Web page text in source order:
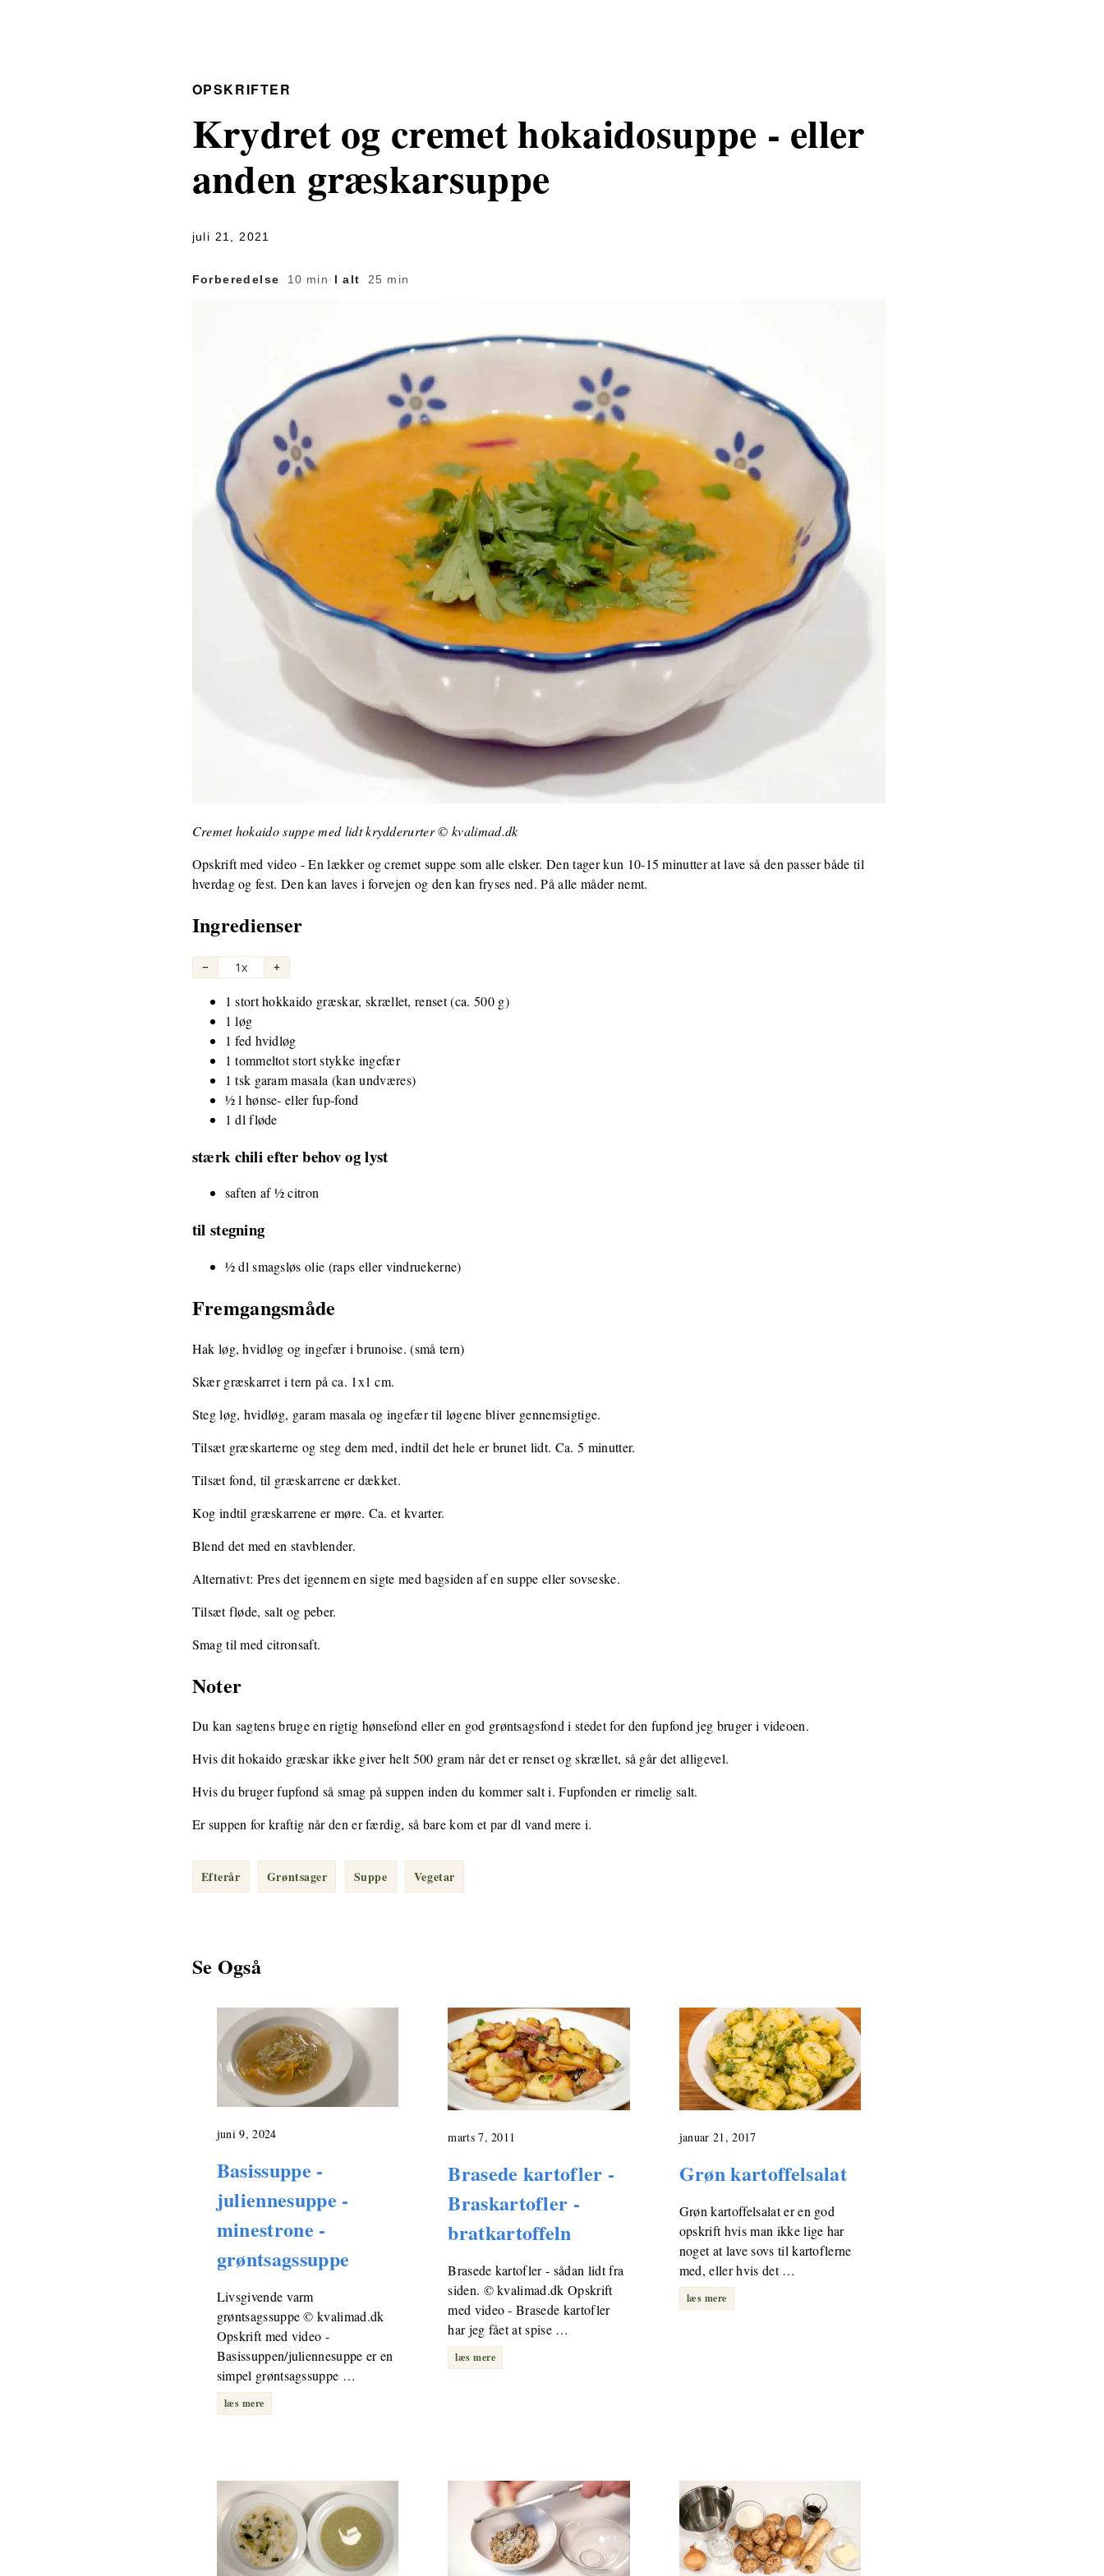
OPSKRIFTER
Krydret og cremet hokaidosuppe - eller
anden græskarsuppe
juli 21, 2021
Forberedelse 10 min · I alt 25 min
Cremet hokaido suppe med lidt krydderurter © kvalimad.dk
Opskrift med video - En lækker og cremet suppe som alle elsker. Den tager kun 10-15 minutter at lave så den passer både til
hverdag og fest. Den kan laves i forvejen og den kan fryses ned. På alle måder nemt.
Ingredienser
− 1x +
1 stort hokkaido græskar, skrællet, renset (ca. 500 g)
1 løg
1 fed hvidløg
1 tommeltot stort stykke ingefær
1 tsk garam masala (kan undværes)
½ l hønse- eller fup-fond
1 dl fløde
stærk chili efter behov og lyst
saften af ½ citron
til stegning
½ dl smagsløs olie (raps eller vindruekerne)
Fremgangsmåde
Hak løg, hvidløg og ingefær i brunoise. (små tern)
Skær græskarret i tern på ca. 1x1 cm.
Steg løg, hvidløg, garam masala og ingefær til løgene bliver gennemsigtige.
Tilsæt græskarterne og steg dem med, indtil det hele er brunet lidt. Ca. 5 minutter.
Tilsæt fond, til græskarrene er dækket.
Kog indtil græskarrene er møre. Ca. et kvarter.
Blend det med en stavblender.
Alternativt: Pres det igennem en sigte med bagsiden af en suppe eller sovseske.
Tilsæt fløde, salt og peber.
Smag til med citronsaft.
Noter
Du kan sagtens bruge en rigtig hønsefond eller en god grøntsagsfond i stedet for den fupfond jeg bruger i videoen.
Hvis dit hokaido græskar ikke giver helt 500 gram når det er renset og skrællet, så går det alligevel.
Hvis du bruger fupfond så smag på suppen inden du kommer salt i. Fupfonden er rimelig salt.
Er suppen for kraftig når den er færdig, så bare kom et par dl vand mere i.
Efterår Grøntsager Suppe Vegetar
Se Også
juni 9, 2024
Basissuppe -
juliennesuppe -
minestrone -
grøntsagssuppe
Livsgivende varm
grøntsagssuppe © kvalimad.dk
Opskrift med video -
Basissuppen/juliennesuppe er en
simpel grøntsagssuppe …
læs mere
marts 7, 2011
Brasede kartofler -
Braskartofler -
bratkartoffeln
Brasede kartofler - sådan lidt fra
siden. © kvalimad.dk Opskrift
med video - Brasede kartofler
har jeg fået at spise …
læs mere
januar 21, 2017
Grøn kartoffelsalat
Grøn kartoffelsalat er en god
opskrift hvis man ikke lige har
noget at lave sovs til kartoflerne
med, eller hvis det …
læs mere